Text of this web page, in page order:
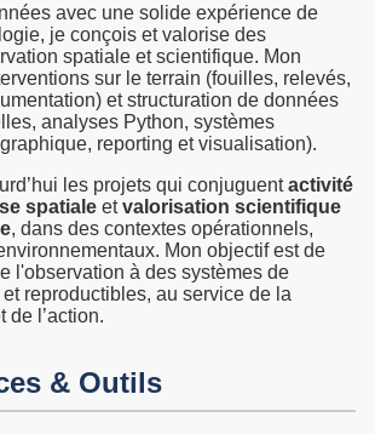
avec une solide expérience de
je conçois et valorise des
spatiale et scientifique. Mon
sur le terrain (fouilles, relevés,
et structuration de données
analyses Python, systèmes
reporting et visualisation).
les projets qui conjuguentactivité
spatiale etvalorisation scientifique
, dans des contextes opérationnels,
Mon objectif est de
l'observation à des systèmes de
reproductibles, au service de la
de l’action.
& Outils